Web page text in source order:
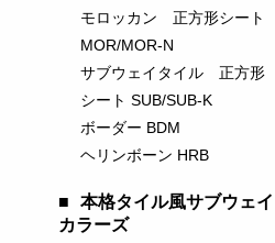
モロッカン 正方形シート
MOR/MOR-N
サブウェイタイル 正方形
シート SUB/SUB-K
ボーダー BDM
ヘリンボーン HRB
■
本格タイル風サブウェイ
カラーズ